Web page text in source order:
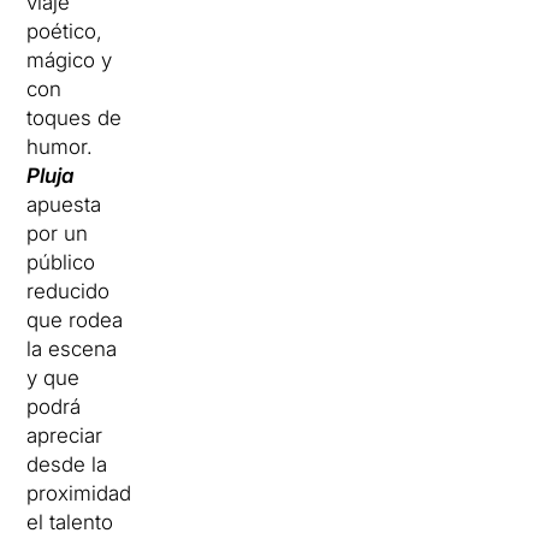
poético,
mágico y
con
toques de
humor.
Pluja
apuesta
por un
público
reducido
que rodea
la escena
y que
podrá
apreciar
desde la
proximidad
el talento